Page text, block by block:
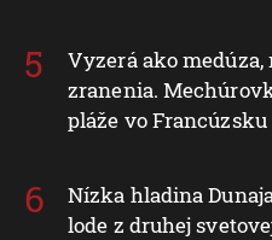
Vyzerá ako medúza,
zranenia.
pláže vo
Nízka hladina
lode z druhej